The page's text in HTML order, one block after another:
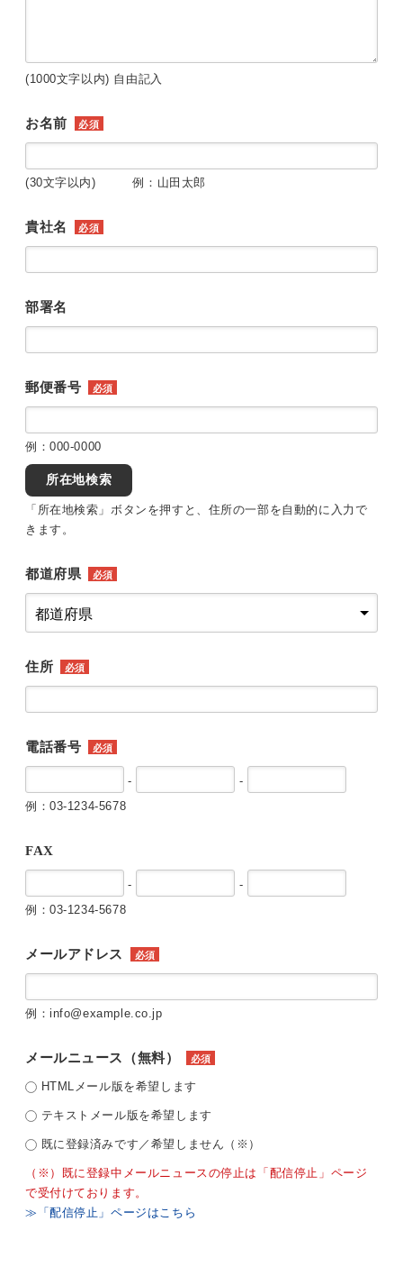
(1000文字以内) 自由記入
お名前 必須
(30文字以内) 例：山田太郎
貴社名 必須
部署名
郵便番号 必須
例：000-0000
所在地検索
「所在地検索」ボタンを押すと、住所の一部を自動的に入力で
きます。
都道府県 必須
住所 必須
電話番号 必須
-
-
例：03-1234-5678
FAX
-
-
例：03-1234-5678
メールアドレス 必須
例：info@example.co.jp
メールニュース（無料） 必須
HTMLメール版を希望します
テキストメール版を希望します
既に登録済みです／希望しません（※）
（※）既に登録中メールニュースの停止は「配信停止」ページ
で受付けております。
≫「配信停止」ページはこちら